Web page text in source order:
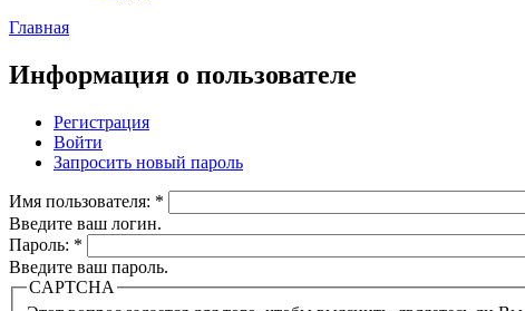
Главная
Информация о пользователе
Регистрация
Войти
Запросить новый пароль
Имя пользователя: *
Введите ваш логин.
Пароль: *
Введите ваш пароль.
CAPTCHA